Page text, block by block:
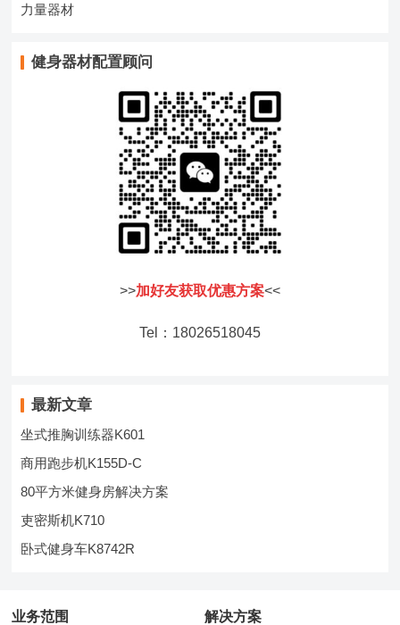
力量器材
健身器材配置顾问
>>加好友获取优惠方案<<
Tel：18026518045
最新文章
坐式推胸训练器K601
商用跑步机K155D-C
80平方米健身房解决方案
吏密斯机K710
卧式健身车K8742R
业务范围 解决方案